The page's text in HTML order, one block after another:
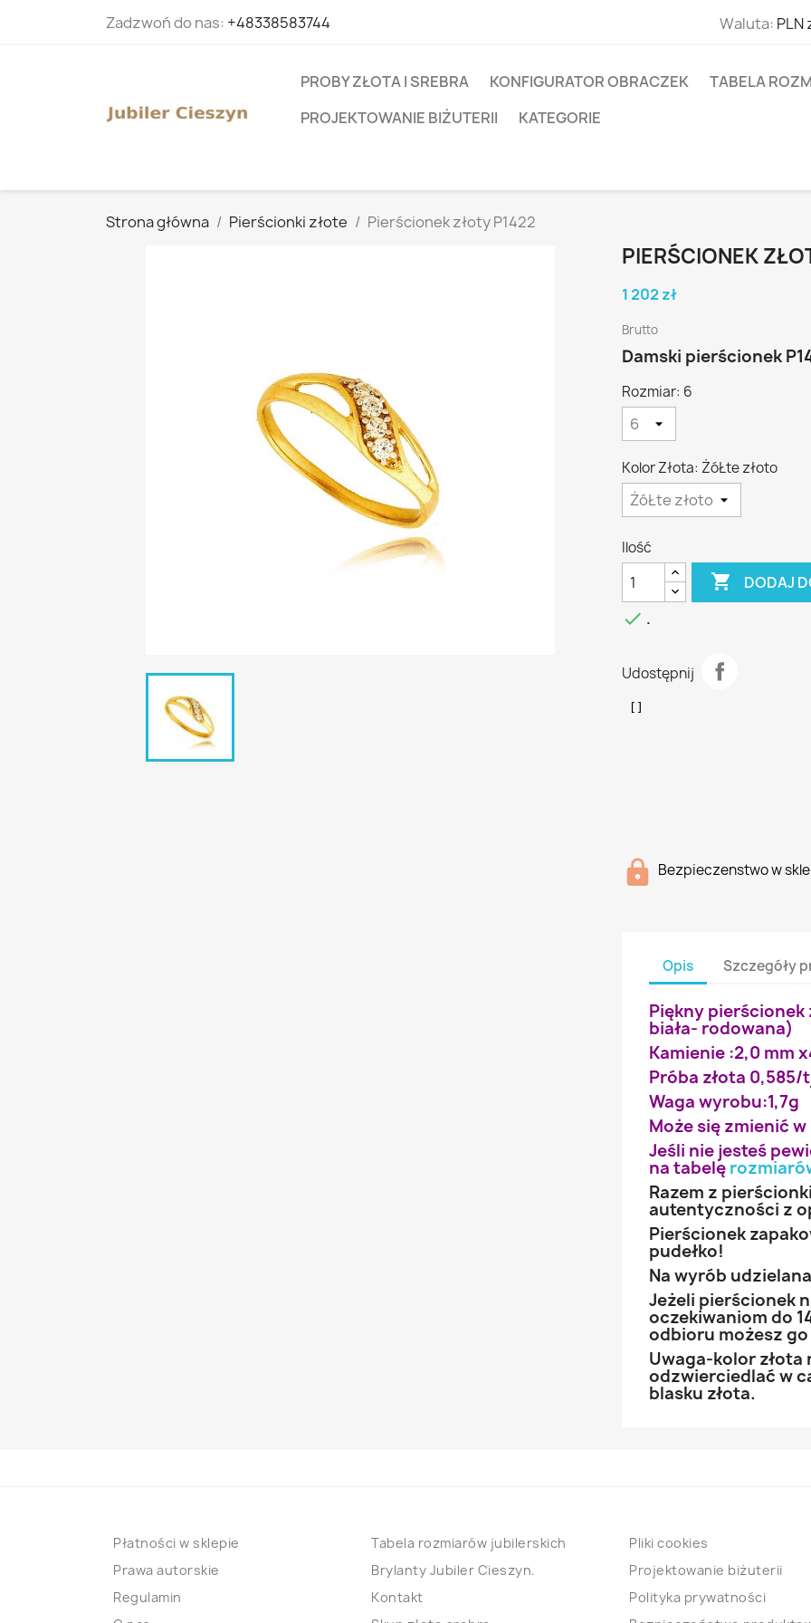
Zadzwoń do nas: +48338583744 Waluta: PLN
PROBY ZŁOTA I SREBRA KONFIGURATOR OBRACZEK
TABELA
PROJEKTOWANIE BIŻUTERII
KATEGORIE
Strona główna Pierścionki złote Pierścionek złoty P1422
PIERŚCIONEK
1 202 zł
Brutto
Damski pierścionek
Rozmiar: 6
Kolor Złota: ŻóŁte złoto
Ilość
 DODAJ
 .
Udostępnij
Bezpieczenstwo w
Opis Szczegóły
Piękny pierścionek
biała- rodowana)
Kamienie :2,0 mm
Próba złota 0,585/
Waga wyrobu:1,7g
Może się zmienić
Jeśli nie jesteś
na tabelę
Razem z
autentyczności z
Pierścionek
pudełko!
Na wyrób
Jeżeli pierścionek
oczekiwaniom do
odbioru możesz
Uwaga-kolor złota
odzwierciedlać w
blasku złota.
Płatności w sklepie
Prawa autorskie
Regulamin
Tabela rozmiarów jubilerskich
Brylanty Jubiler Cieszyn.
Kontakt
Pliki cookies
Projektowanie biżuterii
Polityka prywatności